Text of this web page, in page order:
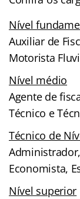
Nível
Auxiliar de
Motorista
Nível médio
Agente de
Técnico e
Técnico de
Economista,
Nível superior